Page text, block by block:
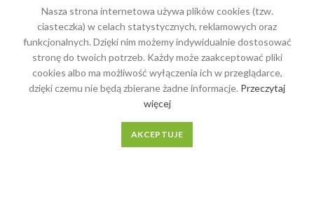
MENU
Nasza strona internetowa używa plików cookies (tzw.
ciasteczka) w celach statystycznych, reklamowych oraz
funkcjonalnych. Dzięki nim możemy indywidualnie dostosować
stronę do twoich potrzeb. Każdy może zaakceptować pliki
cookies albo ma możliwość wyłączenia ich w przeglądarce,
dzięki czemu nie będą zbierane żadne informacje. Przeczytaj
więcej
AKCEPTUJE